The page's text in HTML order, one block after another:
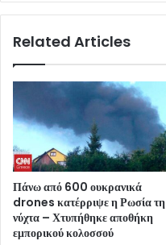
Related Articles
Πάνω από 600 ουκρανικά
drones κατέρριψε η Ρωσία τη
νύχτα – Χτυπήθηκε αποθήκη
εμπορικού κολοσσού